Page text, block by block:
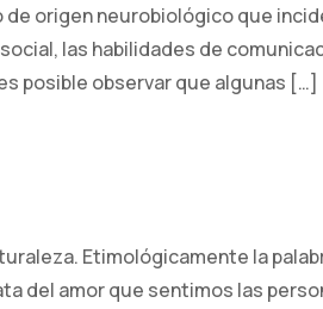
origen neurobiológico que
las habilidades de
posible observar que algunas […]
Etimológicamente la
del amor que sentimos las